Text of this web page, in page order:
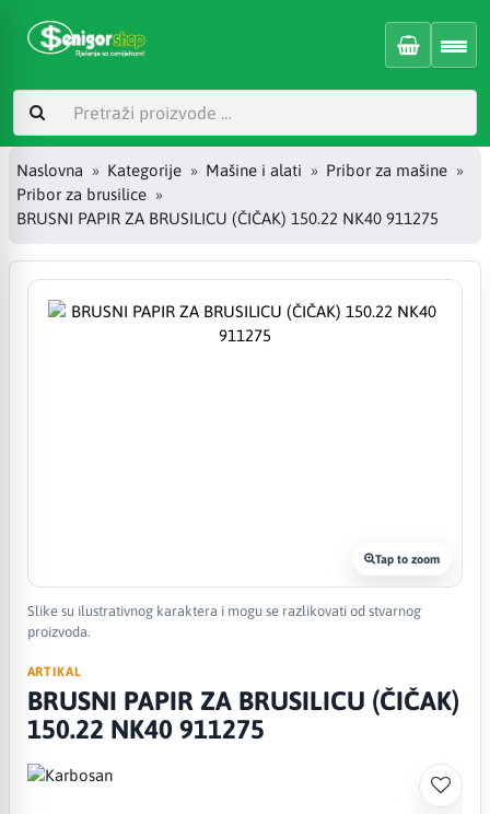
Naslovna Kategorije Mašine i alati
Pribor za mašine
Pribor za brusilice
BRUSNI PAPIR ZA BRUSILICU (ČIČAK) 150.22 NK40 911275
Tap to zoom
Slike su ilustrativnog karaktera i mogu se razlikovati od stvarnog
proizvoda.
ARTIKAL
BRUSNI PAPIR ZA BRUSILICU (ČIČAK)
150.22 NK40 911275